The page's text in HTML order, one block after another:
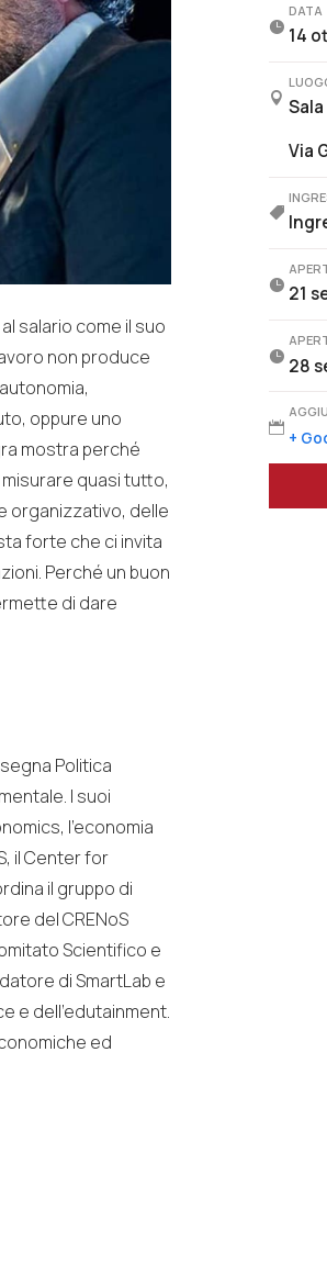
salario come il suo
non produce
oppure uno
mostra perché
quasi tutto,
organizzativo, delle
forte che ci invita
Perché un buon
di dare
Politica
I suoi
l’economia
il Center for
il gruppo di
del CRENoS
Scientifico e
di SmartLab e
e dell’edutainment.
ed

DATA
14

Via

 21
 28

+